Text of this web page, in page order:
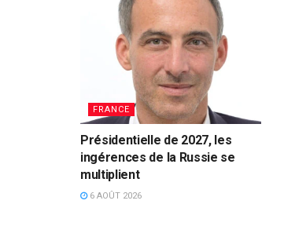
FRANCE
Présidentielle de 2027, les
ingérences de la Russie se
multiplient
6 AOÛT 2026